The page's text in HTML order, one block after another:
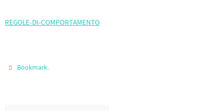
REGOLE-DI-COMPORTAMENTO
Bookmark.